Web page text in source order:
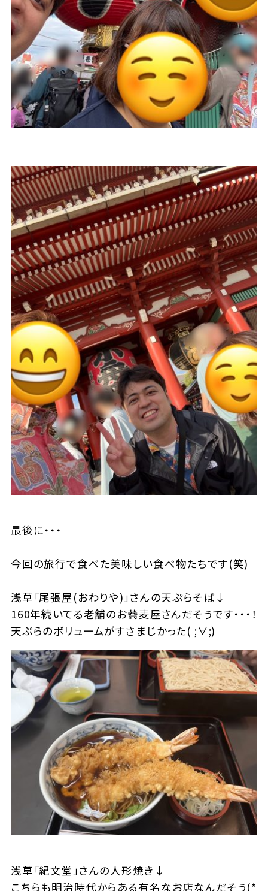
最後に・・・
今回の旅行で食べた美味しい食べ物たちです(笑)
浅草「尾張屋(おわりや)」さんの天ぷらそば↓
160年続いてる老舗のお蕎麦屋さんだそうです・・・！
天ぷらのボリュームがすさまじかった( ;∀;)
浅草「紀文堂」さんの人形焼き↓
こちらも明治時代からある有名なお店なんだそう(*